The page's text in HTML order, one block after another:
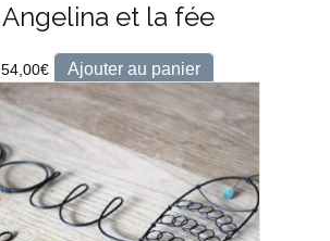
Angelina et la fée
54,00€ Ajouter au panier